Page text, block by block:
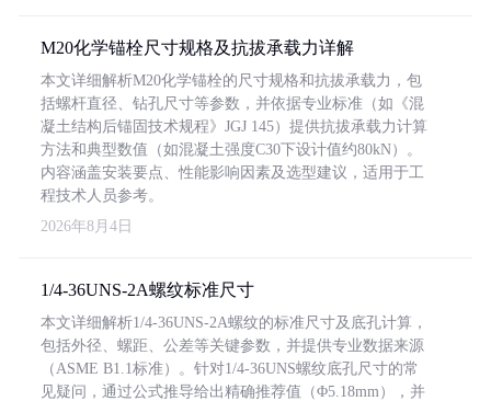
M20化学锚栓尺寸规格及抗拔承载力详解
本文详细解析M20化学锚栓的尺寸规格和抗拔承载力，包
括螺杆直径、钻孔尺寸等参数，并依据专业标准（如《混
凝土结构后锚固技术规程》JGJ 145）提供抗拔承载力计算
方法和典型数值（如混凝土强度C30下设计值约80kN）。
内容涵盖安装要点、性能影响因素及选型建议，适用于工
程技术人员参考。
2026年8月4日
1/4-36UNS-2A螺纹标准尺寸
本文详细解析1/4-36UNS-2A螺纹的标准尺寸及底孔计算，
包括外径、螺距、公差等关键参数，并提供专业数据来源
（ASME B1.1标准）。针对1/4-36UNS螺纹底孔尺寸的常
见疑问，通过公式推导给出精确推荐值（Φ5.18mm），并